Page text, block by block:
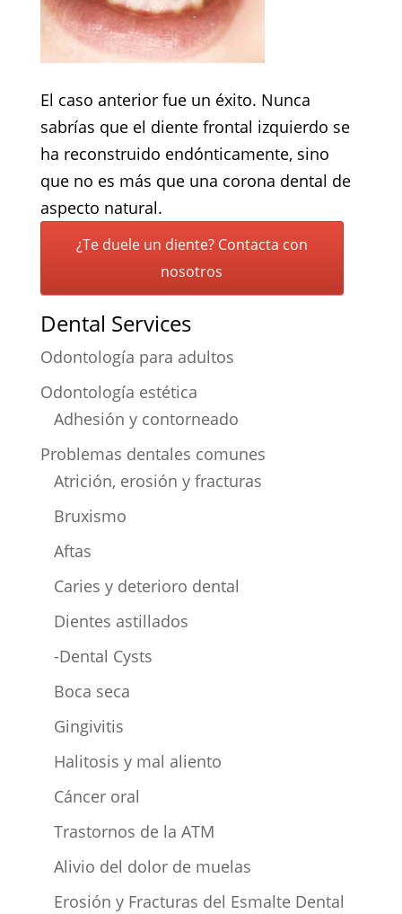
El caso anterior fue un éxito. Nunca
sabrías que el diente frontal izquierdo se
ha reconstruido endónticamente, sino
que no es más que una corona dental de
aspecto natural.
¿Te duele un diente? Contacta con
nosotros
Dental Services
Odontología para adultos
Odontología estética
Adhesión y contorneado
Problemas dentales comunes
Atrición, erosión y fracturas
Bruxismo
Aftas
Caries y deterioro dental
Dientes astillados
-Dental Cysts
Boca seca
Gingivitis
Halitosis y mal aliento
Cáncer oral
Trastornos de la ATM
Alivio del dolor de muelas
Erosión y Fracturas del Esmalte Dental